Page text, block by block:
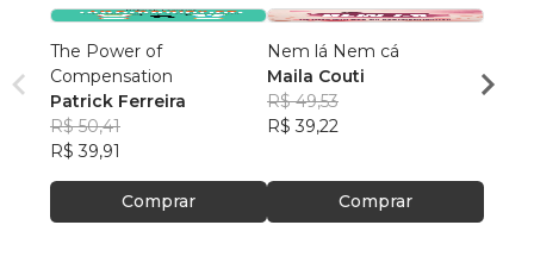
The Power of
Compensation
Patrick Ferreira
R$ 50,41
R$ 39,91
Comprar
Nem lá Nem cá
Maila Couti
R$ 49,53
R$ 39,22
Comprar
Dr.